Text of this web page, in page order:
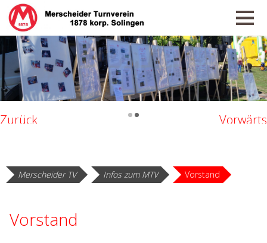
Zurück •• Vorwärts
Merscheider TV Infos zum MTV Vorstand
Vorstand